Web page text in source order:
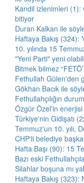
Kandil izlenimleri (1):
bitiyor
Duran Kalkan ile
Haftaya Bakış (324):
10. yılında 15
"Yeni Parti" yeni
Bitmek bilmez
Fethullah Gülen'den
Gökhan Bacık ile
Fethullahçılığın
Özgür Özel'in enerjisi
Türkiye'nin Gidişatı
Temmuz'un 10. yılı,
CHP'li belediye
Hafta Başı (90): 15
Bazı eski
Silahlar boşuna mı
Haftaya Bakış (323):